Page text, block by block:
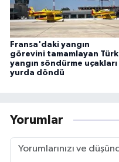
Fransa'daki yangın
görevini tamamlayan Türk
yangın söndürme uçakları
yurda döndü
Yorumlar